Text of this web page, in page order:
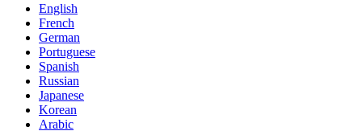
English
French
German
Portuguese
Spanish
Russian
Japanese
Korean
Arabic